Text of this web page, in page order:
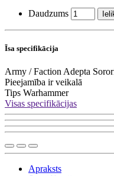
Daudzums
Īsa specifikācija
Army / Faction Adepta
Pieejamība ir veikalā
Tips Warhammer
Visas specifikācijas
Apraksts